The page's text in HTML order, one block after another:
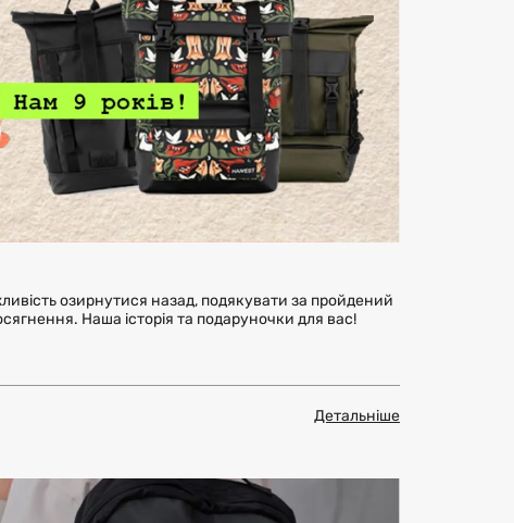
озирнутися назад, подякувати за пройдений
Наша історія та подаруночки для вас!
Детальніше